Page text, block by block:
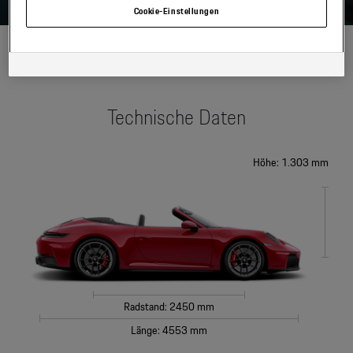
Technische Daten
Radstand: 2450 mm
Länge: 4553 mm
Höhe: 1.303 mm
Einstellungen am Ende der Webseite.
Hinweis zu Cookies für Marketingzwecke:Sofern Sie über einen von uns
Daten, sofern Sie dem explizit zugestimmt („Cookies mit
eines Porsche Betriebs, Porsche Inter Auto GmbH & Co KG, eingesehen
Cookie-Einstellungen